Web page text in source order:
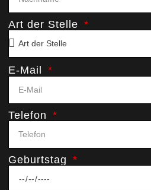
Art der Stelle
E-Mail
Telefon
Geburtstag